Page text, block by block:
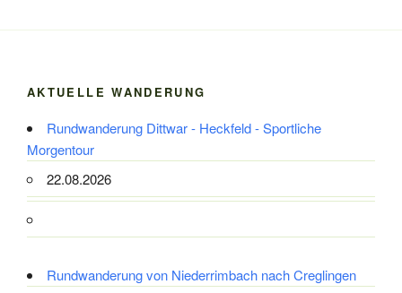
AKTUELLE WANDERUNG
Rundwanderung Dittwar - Heckfeld - Sportliche
Morgentour
22.08.2026
Rundwanderung von Niederrimbach nach Creglingen